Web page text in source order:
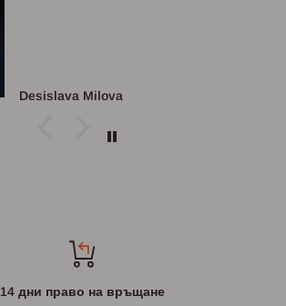
Desislava Milova
14 дни право на връщане